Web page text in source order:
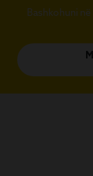
Bashkohuni